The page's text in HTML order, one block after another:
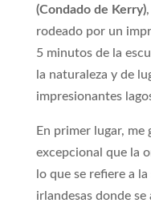
(Condado de Kerry)
rodeado por un
5 minutos de la
la naturaleza y de
impresionantes
En primer lugar,
excepcional que la
lo que se refiere a
irlandesas donde